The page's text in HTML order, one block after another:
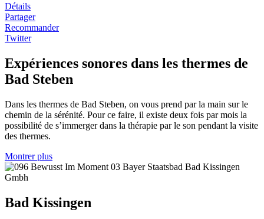
Détails
Partager
Recommander
Twitter
Expériences sonores dans les thermes de
Bad Steben
Dans les thermes de Bad Steben, on vous prend par la main sur le
chemin de la sérénité. Pour ce faire, il existe deux fois par mois la
possibilité de s’immerger dans la thérapie par le son pendant la visite
des thermes.
Montrer plus
Bad Kissingen